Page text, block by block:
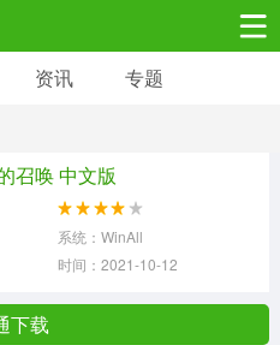
安卓游戏
资讯 专题
召唤 中文版
系统：WinAll
时间：2021-10-12
下载